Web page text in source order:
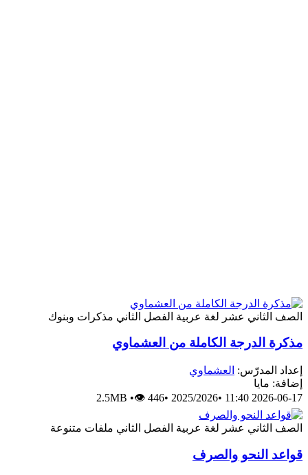
الصف الثاني عشر لغة عربية الفصل الثاني مذكرات وبنوك
مذكرة الدرجة الكاملة من العشماوي
إعداد المدرّس: العشماوي
إضافة: مايا
2026-06-17 11:40
•
2025/2026
•
2.5MB •👁 446
الصف الثاني عشر لغة عربية الفصل الثاني ملفات متنوعة
قواعد النحو والصرف